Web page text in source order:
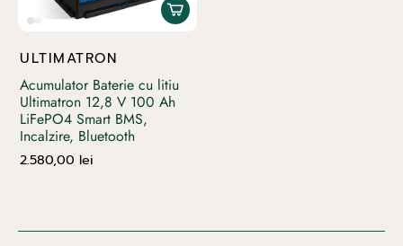
ULTIMATRON
Acumulator Baterie cu litiu
Ultimatron 12,8 V 100 Ah
LiFePO4 Smart BMS,
Incalzire, Bluetooth
2.580,00 lei